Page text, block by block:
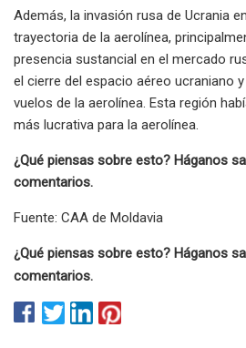
Además, la invasión rusa de Ucrania
trayectoria de la aerolínea,
presencia sustancial en el mercado
el cierre del espacio aéreo ucraniano
vuelos de la aerolínea. Esta región
más lucrativa para la aerolínea.
¿Qué piensas sobre esto? Háganos
comentarios.
Fuente: CAA de Moldavia
¿Qué piensas sobre esto? Háganos
comentarios.